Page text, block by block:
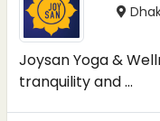
Joysan Yoga &
tranquility and ...